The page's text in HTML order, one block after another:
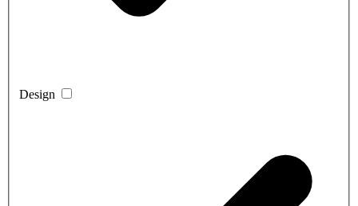
Design